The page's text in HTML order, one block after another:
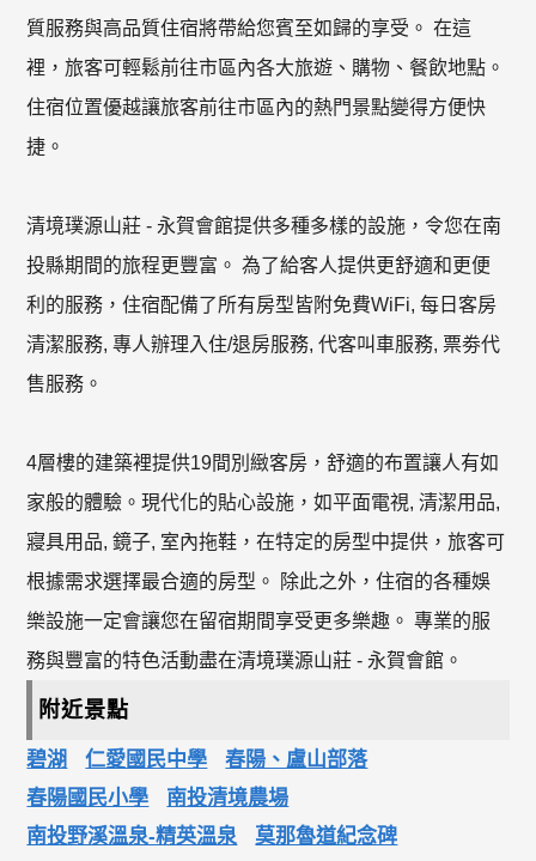
質服務與高品質住宿將帶給您賓至如歸的享受。 在這
裡，旅客可輕鬆前往市區內各大旅遊、購物、餐飲地點。
住宿位置優越讓旅客前往市區內的熱門景點變得方便快
捷。
清境璞源山莊 - 永賀會館提供多種多樣的設施，令您在南
投縣期間的旅程更豐富。 為了給客人提供更舒適和更便
利的服務，住宿配備了所有房型皆附免費WiFi, 每日客房
清潔服務, 專人辦理入住/退房服務, 代客叫車服務, 票劵代
售服務。
4層樓的建築裡提供19間別緻客房，舒適的布置讓人有如
家般的體驗。現代化的貼心設施，如平面電視, 清潔用品,
寢具用品, 鏡子, 室內拖鞋，在特定的房型中提供，旅客可
根據需求選擇最合適的房型。 除此之外，住宿的各種娛
樂設施一定會讓您在留宿期間享受更多樂趣。 專業的服
務與豐富的特色活動盡在清境璞源山莊 - 永賀會館。
附近景點
碧湖 仁愛國民中學
春陽、盧山部落
春陽國民小學
南投清境農場
南投野溪溫泉-精英溫泉
莫那魯道紀念碑